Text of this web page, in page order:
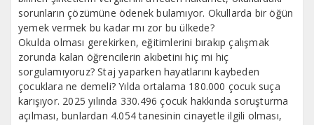
sorunların çözümüne ödenek bulamıyor. Okullarda bir öğün
yemek vermek bu kadar mı zor bu ülkede?
Okulda olması gerekirken, eğitimlerini bırakıp çalışmak
zorunda kalan öğrencilerin akıbetini hiç mi hiç
sorgulamıyoruz? Staj yaparken hayatlarını kaybeden
çocuklara ne demeli? Yılda ortalama 180.000 çocuk suça
karışıyor. 2025 yılında 330.496 çocuk hakkında soruşturma
açılması, bunlardan 4.054 tanesinin cinayetle ilgili olması,